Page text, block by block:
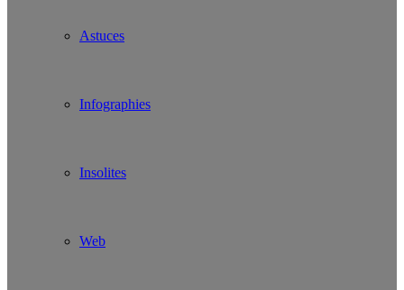
Astuces
Infographies
Insolites
Web